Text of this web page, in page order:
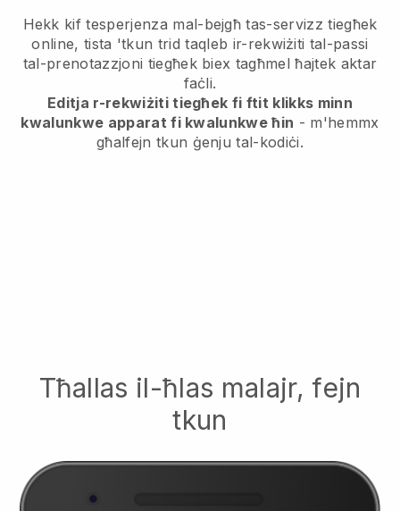
Hekk kif tesperjenza mal-bejgħ tas-servizz tiegħek
online, tista 'tkun trid taqleb ir-rekwiżiti tal-passi
tal-prenotazzjoni tiegħek biex tagħmel ħajtek aktar
faċli.
Editja r-rekwiżiti tiegħek fi ftit klikks minn
kwalunkwe apparat fi kwalunkwe ħin - m'hemmx
għalfejn tkun ġenju tal-kodiċi.
Tħallas il-ħlas malajr, fejn
tkun